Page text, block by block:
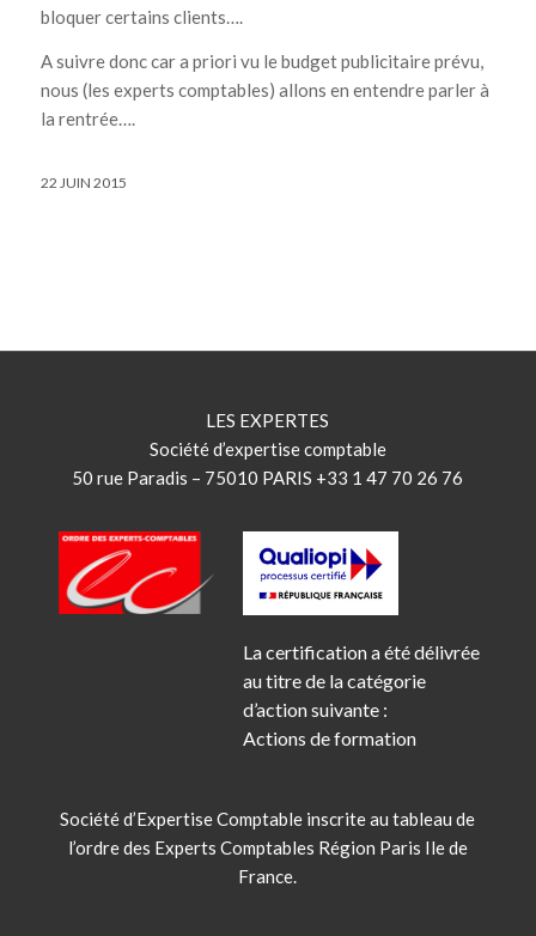
bloquer certains clients….
A suivre donc car a priori vu le budget publicitaire prévu,
nous (les experts comptables) allons en entendre parler à
la rentrée….
22 JUIN 2015
LES EXPERTES
Société d’expertise comptable
50 rue Paradis – 75010 PARIS +33 1 47 70 26 76
La certification a été délivrée
au titre de la catégorie
d’action suivante :
Actions de formation
Société d’Expertise Comptable inscrite au tableau de
l’ordre des Experts Comptables Région Paris Ile de
France.